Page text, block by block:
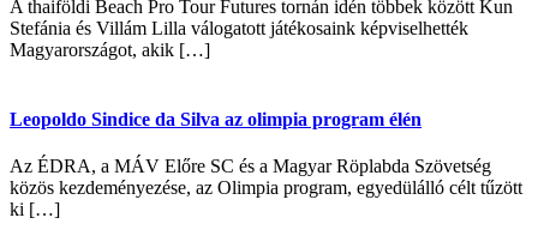
A thaiföldi Beach Pro Tour Futures tornán idén többek között Kun
Stefánia és Villám Lilla válogatott játékosaink képviselhették
Magyarországot, akik […]
Leopoldo Sindice da Silva az olimpia program élén
Az ÉDRA, a MÁV Előre SC és a Magyar Röplabda Szövetség
közös kezdeményezése, az Olimpia program, egyedülálló célt tűzött
ki […]